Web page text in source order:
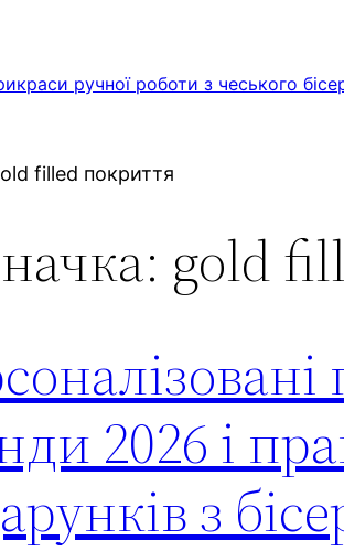
ручної роботи з чеського
filled покриття
gold
2026 і
з